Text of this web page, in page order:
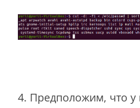
4. Предположим, что у